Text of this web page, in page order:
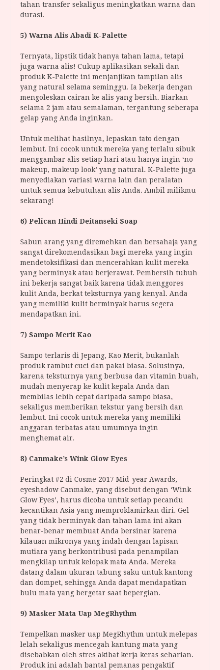
tahan transfer sekaligus meningkatkan warna dan
durasi.
5) Warna Alis Abadi K-Palette
Ternyata, lipstik tidak hanya tahan lama, tetapi
juga warna alis! Cukup aplikasikan sekali dan
produk K-Palette ini menjanjikan tampilan alis
yang natural selama seminggu. Ia bekerja dengan
mengoleskan cairan ke alis yang bersih. Biarkan
selama 2 jam atau semalaman, tergantung seberapa
gelap yang Anda inginkan.
Untuk melihat hasilnya, lepaskan tato dengan
lembut. Ini cocok untuk mereka yang terlalu sibuk
menggambar alis setiap hari atau hanya ingin ‘no
makeup, makeup look’ yang natural. K-Palette juga
menyediakan variasi warna lain dan peralatan
untuk semua kebutuhan alis Anda. Ambil milikmu
sekarang!
6) Pelican Hindi Deitanseki Soap
Sabun arang yang diremehkan dan bersahaja yang
sangat direkomendasikan bagi mereka yang ingin
mendetoksifikasi dan mencerahkan kulit mereka
yang berminyak atau berjerawat. Pembersih tubuh
ini bekerja sangat baik karena tidak menggores
kulit Anda, berkat teksturnya yang kenyal. Anda
yang memiliki kulit berminyak harus segera
mendapatkan ini.
7) Sampo Merit Kao
Sampo terlaris di Jepang, Kao Merit, bukanlah
produk rambut cuci dan pakai biasa. Solusinya,
karena teksturnya yang berbusa dan vitamin buah,
mudah menyerap ke kulit kepala Anda dan
membilas lebih cepat daripada sampo biasa,
sekaligus memberikan tekstur yang bersih dan
lembut. Ini cocok untuk mereka yang memiliki
anggaran terbatas atau umumnya ingin
menghemat air.
8) Canmake’s Wink Glow Eyes
Peringkat #2 di Cosme 2017 Mid-year Awards,
eyeshadow Canmake, yang disebut dengan ‘Wink
Glow Eyes’, harus dicoba untuk setiap pecandu
kecantikan Asia yang memproklamirkan diri. Gel
yang tidak berminyak dan tahan lama ini akan
benar-benar membuat Anda bersinar karena
kilauan mikronya yang indah dengan lapisan
mutiara yang berkontribusi pada penampilan
mengkilap untuk kelopak mata Anda. Mereka
datang dalam ukuran tabung saku untuk kantong
dan dompet, sehingga Anda dapat mendapatkan
bulu mata yang bergetar saat bepergian.
9) Masker Mata Uap MegRhythm
Tempelkan masker uap MegRhythm untuk melepas
lelah sekaligus mencegah kantung mata yang
disebabkan oleh stres akibat kerja keras seharian.
Produk ini adalah bantal pemanas pengaktif